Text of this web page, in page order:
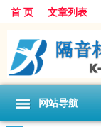
首 页 文章列表
网站导航